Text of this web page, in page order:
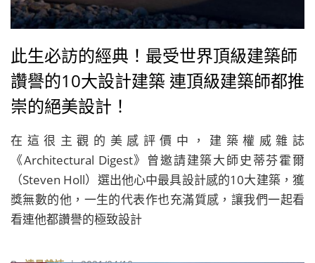
此生必訪的經典！最受世界頂級建築師
讚譽的10大設計建築 連頂級建築師都推
崇的絕美設計！
在這很主觀的美感評價中，建築權威雜誌
《Architectural Digest》曾邀請建築大師史蒂芬霍爾
（Steven Holl）選出他心中最具設計感的10大建築，獲
獎無數的他，一生的代表作也充滿質感，讓我們一起看
看連他都讚譽的極致設計